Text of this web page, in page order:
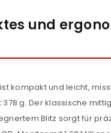
und
kompakt und leicht, misst
g. Der klassische
Blitz sorgt für